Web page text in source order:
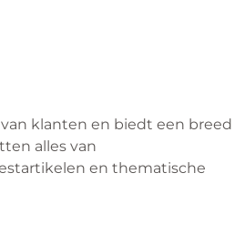
klanten en biedt een breed
alles van
en thematische